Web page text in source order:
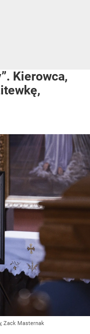
Kierowca,
Zack Masternak